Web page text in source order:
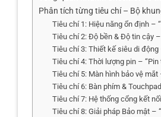
Phân tích từng tiêu chí – Bộ
Tiêu chí 1: Hiệu năng ổn định –
Tiêu chí 2: Độ bền & Độ tin cậy
Tiêu chí 3: Thiết kế siêu di động
Tiêu chí 4: Thời lượng pin –
Tiêu chí 5: Màn hình bảo vệ
Tiêu chí 6: Bàn phím &
Tiêu chí 7: Hệ thống cổng kết
Tiêu chí 8: Giải pháp Bảo mật –